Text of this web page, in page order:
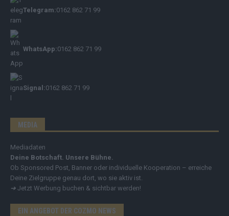
Telegram:0162 862 71 99
WhatsApp:0162 862 71 99
Signal:0162 862 71 99
MEDIA
Mediadaten
Deine Botschaft. Unsere Bühne.
Ob Sponsored Post, Banner oder individuelle Kooperation – erreiche
Deine Zielgruppe genau dort, wo sie aktiv ist.
➔ Jetzt Werbung buchen & sichtbar werden!
EIN ANGEBOT DER COZMO NEWS